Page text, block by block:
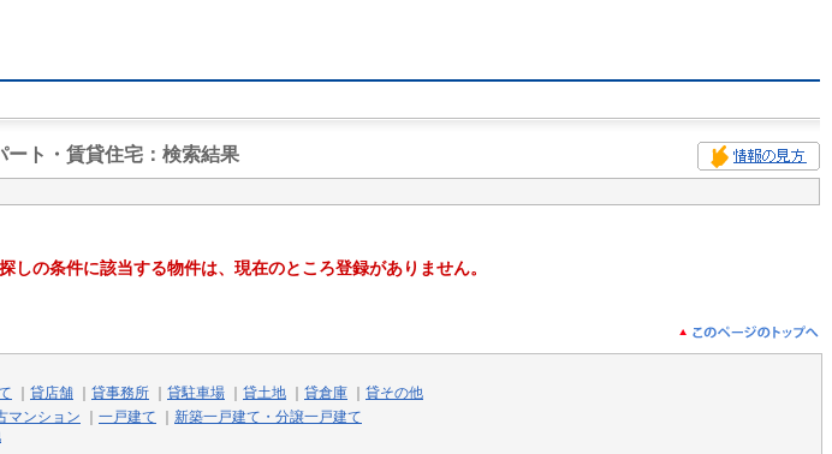
ート・賃貸住宅 ：検索結果
しの条件に該当する物件は、現在のところ登録がありません。
貸店舗 貸事務所 貸駐車場 貸土地 貸倉庫
貸その他
マンション 一戸建て
新築一戸建て・分譲一戸建て